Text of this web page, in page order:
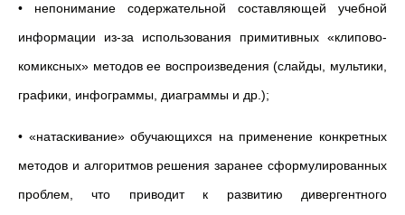
• непонимание содержательной составляющей учебной
информации из-за использования примитивных «клипово-
комиксных» методов ее воспроизведения (слайды, мультики,
графики, инфограммы, диаграммы и др.);
• «натаскивание» обучающихся на применение конкретных
методов и алгоритмов решения заранее сформулированных
проблем, что приводит к развитию дивергентного